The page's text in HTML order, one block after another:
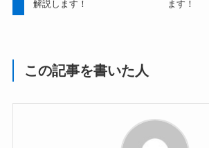
解説します！
ます！
この記事を書いた人